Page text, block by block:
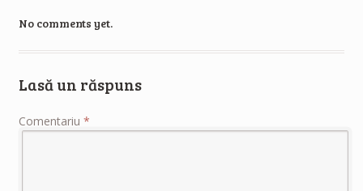
No comments yet.
Lasă un răspuns
Comentariu *